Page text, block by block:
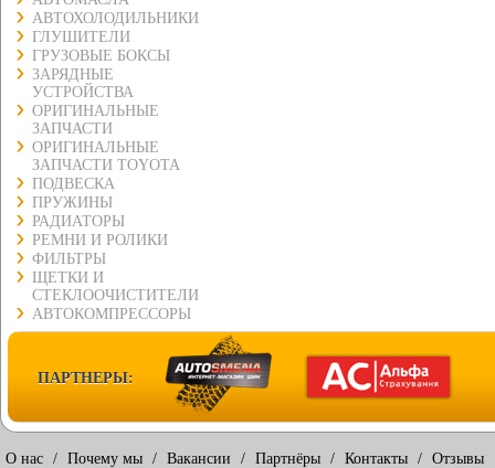
АВТОХОЛОДИЛЬНИКИ
ГЛУШИТЕЛИ
ГРУЗОВЫЕ БОКСЫ
ЗАРЯДНЫЕ
УСТРОЙСТВА
ОРИГИНАЛЬНЫЕ
ЗАПЧАСТИ
ОРИГИНАЛЬНЫЕ
ЗАПЧАСТИ TOYOTA
ПОДВЕСКА
ПРУЖИНЫ
РАДИАТОРЫ
РЕМНИ И РОЛИКИ
ФИЛЬТРЫ
ЩЕТКИ И
СТЕКЛООЧИСТИТЕЛИ
АВТОКОМПРЕССОРЫ
ПАРТНЕРЫ:
О нас / Почему мы / Вакансии / Партнёры / Контакты / Отзывы